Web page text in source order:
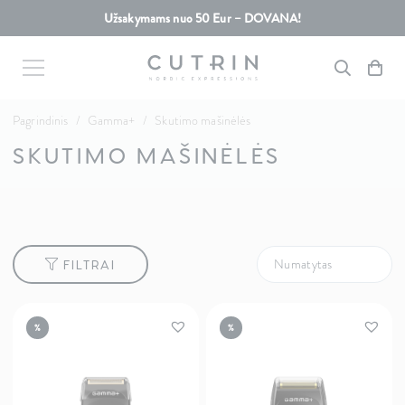
Užsakymams nuo 50 Eur – DOVANA!
Pagrindinis / Gamma+ / Skutimo mašinėlės
SKUTIMO MAŠINĖLĖS
FILTRAI
% %